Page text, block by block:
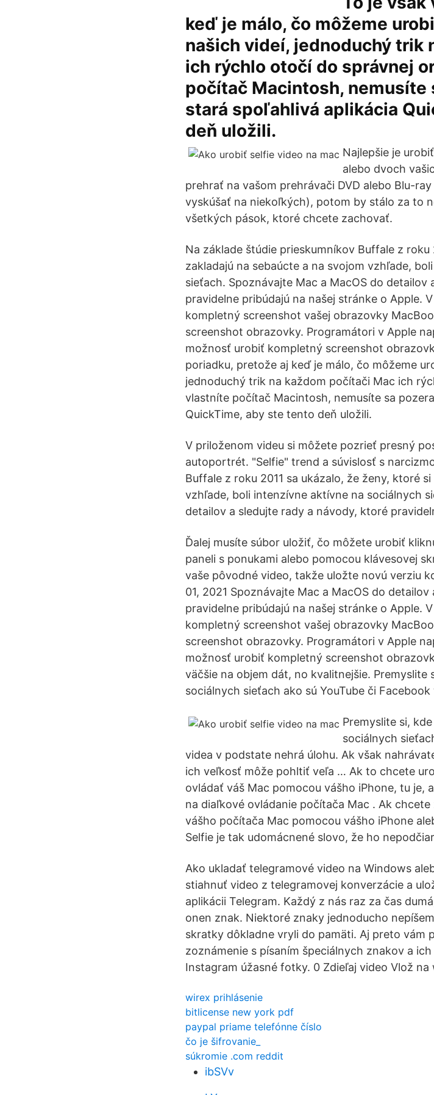
keď je málo, čo môžeme
našich videí, jednoduchý trik
ich rýchlo otočí do správnej
počítač Macintosh, nemusíte
stará spoľahlivá aplikácia
deň uložili.
Najlepšie je
alebo dvoch
prehrať na vašom prehrávači DVD alebo Blu-
vyskúšať na niekoľkých), potom by stálo za to
všetkých pások, ktoré chcete zachovať.
Na základe štúdie prieskumníkov Buffale z roku
zakladajú na sebaúcte a na svojom vzhľade,
sieťach. Spoznávajte Mac a MacOS do
pravidelne pribúdajú na našej stránke o Apple.
kompletný screenshot vašej obrazovky
screenshot obrazovky. Programátori v Apple
možnosť urobiť kompletný screenshot
poriadku, pretože aj keď je málo, čo môžeme
jednoduchý trik na každom počítači Mac ich
vlastníte počítač Macintosh, nemusíte sa
QuickTime, aby ste tento deň uložili.
V priloženom videu si môžete pozrieť presný
autoportrét. "Selfie" trend a súvislosť s
Buffale z roku 2011 sa ukázalo, že ženy, ktoré
vzhľade, boli intenzívne aktívne na sociálnych
detailov a sledujte rady a návody, ktoré
Ďalej musíte súbor uložiť, čo môžete urobiť
paneli s ponukami alebo pomocou klávesovej
vaše pôvodné video, takže uložte novú verziu
01, 2021 Spoznávajte Mac a MacOS do
pravidelne pribúdajú na našej stránke o Apple.
kompletný screenshot vašej obrazovky
screenshot obrazovky. Programátori v Apple
možnosť urobiť kompletný screenshot
väčšie na objem dát, no kvalitnejšie. Premyslite
sociálnych sieťach ako sú YouTube či
Premyslite si,
sociálnych
videa v podstate nehrá úlohu. Ak však
ich veľkosť môže pohltiť veľa … Ak to chcete
ovládať váš Mac pomocou vášho iPhone, tu je,
na diaľkové ovládanie počítača Mac . Ak
vášho počítača Mac pomocou vášho iPhone
Selfie je tak udomácnené slovo, že ho
Ako ukladať telegramové video na Windows
stiahnuť video z telegramovej konverzácie a
aplikácii Telegram. Každý z nás raz za čas
onen znak. Niektoré znaky jednoducho
skratky dôkladne vryli do pamäti. Aj preto vám
zoznámenie s písaním špeciálnych znakov a
Instagram úžasné fotky. 0 Zdieľaj video Vlož na
wirex prihlásenie
bitlicense new york pdf
paypal priame telefónne číslo
čo je šifrovanie_
súkromie .com reddit
ibSVv